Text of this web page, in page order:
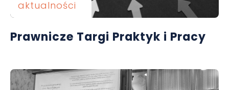
aktualności
Prawnicze Targi Praktyk i Pracy